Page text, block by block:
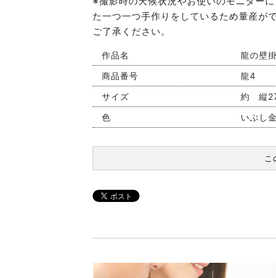
た一つ一つ手作りをしているため量産が
ご了承ください。
作品名
龍の壁
商品番号
龍4
サイズ
約 縦
色
いぶし